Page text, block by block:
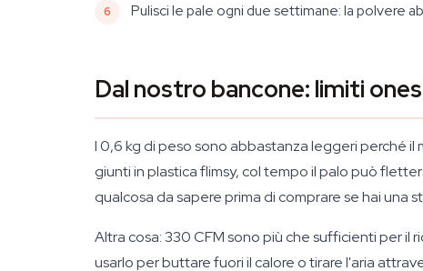
Pulisci le pale ogni due settimane: la polvere
Dal nostro bancone: limiti
I 0,6 kg di peso sono abbastanza leggeri perché il
giunti in plastica flimsy, col tempo il palo può
qualcosa da sapere prima di comprare se hai una
Altra cosa: 330 CFM sono più che sufficienti per
usarlo per buttare fuori il calore o tirare l'aria